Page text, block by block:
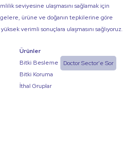
Doctor Sector'e Sor
seviyesine ulaşmasını sağlamak için
ürüne ve doğanın tepkilerine göre
verimli sonuçlara ulaşmasını sağlıyoruz.
Ürünler
Bitki Besleme
Bitki Koruma
İthal Gruplar